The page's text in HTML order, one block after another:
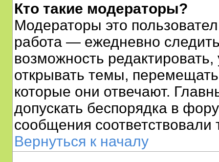
Кто такие модераторы?
Модераторы это
работа — ежедневно
возможность
открывать темы,
которые они отвечают.
допускать беспорядка в
сообщения
Вернуться к началу